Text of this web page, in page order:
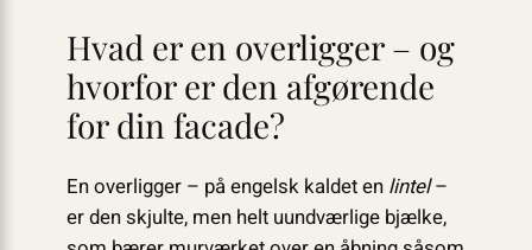
Hvad er en overligger – og
hvorfor er den afgørende
for din facade?
En overligger – på engelsk kaldet en lintel–
er den skjulte, men helt uundværlige bjælke,